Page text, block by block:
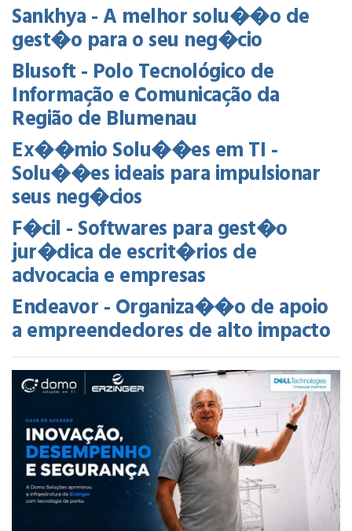
Sankhya - A melhor solu��o de
gest�o para o seu neg�cio
Blusoft - Polo Tecnológico de
Informação e Comunicação da
Região de Blumenau
Ex��mio Solu��es em TI -
Solu��es ideais para impulsionar
seus neg�cios
F�cil - Softwares para gest�o
jur�dica de escrit�rios de
advocacia e empresas
Endeavor - Organiza��o de apoio
a empreendedores de alto impacto